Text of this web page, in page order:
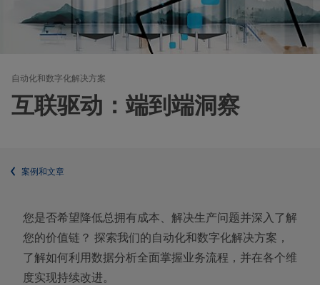
自动化和数字化解决方案
互联驱动：端到端洞察
案例和文章
您是否希望降低总拥有成本、解决生产问题并深入了解
您的价值链？ 探索我们的自动化和数字化解决方案，
了解如何利用数据分析全面掌握业务流程，并在各个维
度实现持续改进。